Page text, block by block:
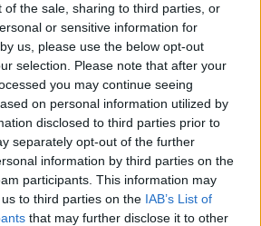
of the sale, sharing to third parties, or
or sensitive information for
us, please use the below opt-out
selection. Please note that after your
you may continue seeing
on personal information utilized by
disclosed to third parties prior to
separately opt-out of the further
information by third parties on the
participants. This information may
to third parties on the IAB’s List of
that may further disclose it to other
RedditShare
via
Email
Mindössze 31 évesen
Ő sztárja, nagyon beteg